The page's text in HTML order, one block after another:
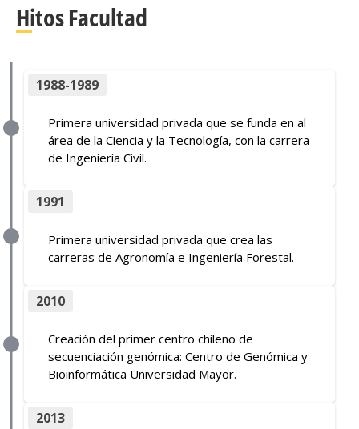
Hitos Facultad
1988-1989
Primera universidad privada que se funda en al
área de la Ciencia y la Tecnología, con la carrera
de Ingeniería Civil.
1991
Primera universidad privada que crea las
carreras de Agronomía e Ingeniería Forestal.
2010
Creación del primer centro chileno de
secuenciación genómica: Centro de Genómica y
Bioinformática Universidad Mayor.
2013